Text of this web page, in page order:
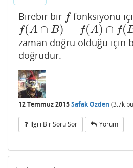
Birebir bir f
f fonksiyonu
f(A ∩ B) = f(A) ∩ f(
f(A∩B)= f(A) ∩f( B)
zaman doğru olduğu için
doğrudur.
12 Temmuz 2015Safak Ozden (3.7k
Ilgili Bir Soru Sor Yorum